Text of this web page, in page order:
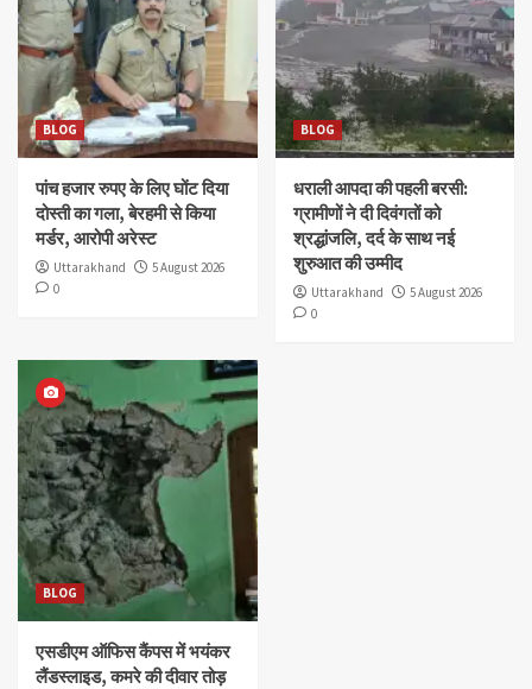
BLOG
पांच हजार रुपए के लिए घोंट दिया
दोस्ती का गला, बेरहमी से किया
मर्डर, आरोपी अरेस्ट
Uttarakhand
5 August 2026
0
BLOG
धराली आपदा की पहली बरसी:
ग्रामीणों ने दी दिवंगतों को
श्रद्धांजलि, दर्द के साथ नई
शुरुआत की उम्मीद
Uttarakhand
5 August 2026
0
BLOG
एसडीएम ऑफिस कैंपस में भयंकर
लैंडस्लाइड, कमरे की दीवार तोड़